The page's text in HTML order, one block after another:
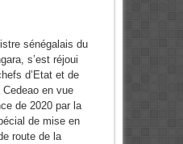
sénégalais du
s’est réjoui
d’Etat et de
en vue
de 2020 par la
de mise en
route de la